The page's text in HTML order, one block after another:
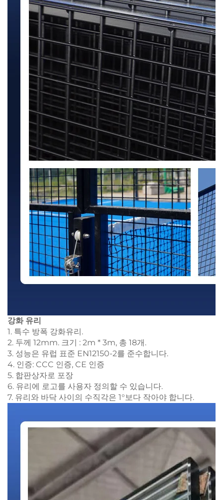
강화 유리
1. 특수 방폭 강화유리.
2. 두께 12mm. 크기 : 2m * 3m, 총 18개.
3. 성능은 유럽 표준 EN12150-2를 준수합니다.
4. 인증: CCC 인증, CE 인증
5. 합판상자로 포장
6. 유리에 로고를 사용자 정의할 수 있습니다.
7. 유리와 바닥 사이의 수직각은 1°보다 작아야 합니다.